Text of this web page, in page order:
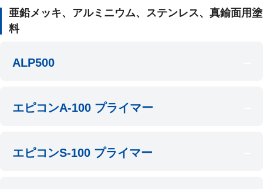
亜鉛メッキ、アルミニウム、ステンレス、真鍮面用塗
料
ALP500
エピコンA-100 プライマー
エピコンS-100 プライマー